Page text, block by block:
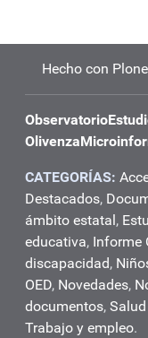
Hecho con Plone
Observatorio
Olivenza
CATEGORÍAS:
Destacados,
ámbito estatal,
educativa, Informe
discapacidad,
OED, Novedades,
documentos,
Trabajo y empleo.